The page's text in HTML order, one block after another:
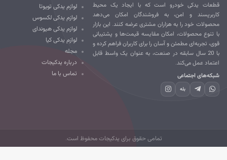
یدکی خودرو است که با ایجاد یک محیط
و امن، به فروشندگان امکان می‌دهد
خود را به هزاران مشتری عرضه کنند. این بازار
تنوع محصولات، امکان مقایسه قیمت‌ها و پشتیبانی
تجربه‌ای مطمئن و آسان را برای کاربران فراهم کرده و
با 20 سال سابقه در صنعت، به عنوان یک واسط قابل
عمل می‌کند.
اجتماعی
بله
لوازم یدکی تویوتا
لوازم یدکی لکسوس
لوازم یدکی هیوندای
لوازم یدکی کیا
مجله
درباره یدکیجات
تماس با ما
تمامی حقوق برای یدکیجات محفوظ است.